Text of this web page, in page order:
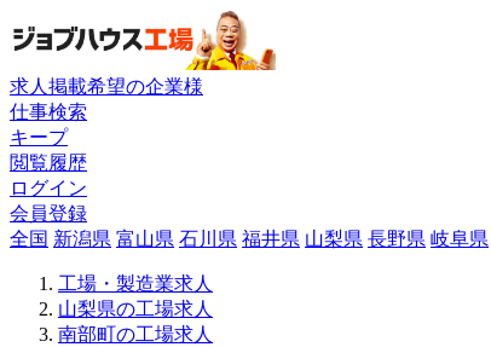
求人掲載希望の企業様
仕事検索
キープ
閲覧履歴
ログイン
会員登録
全国 新潟県 富山県 石川県 福井県 山梨県 長野県 岐阜県
工場・製造業求人
山梨県の工場求人
南部町の工場求人